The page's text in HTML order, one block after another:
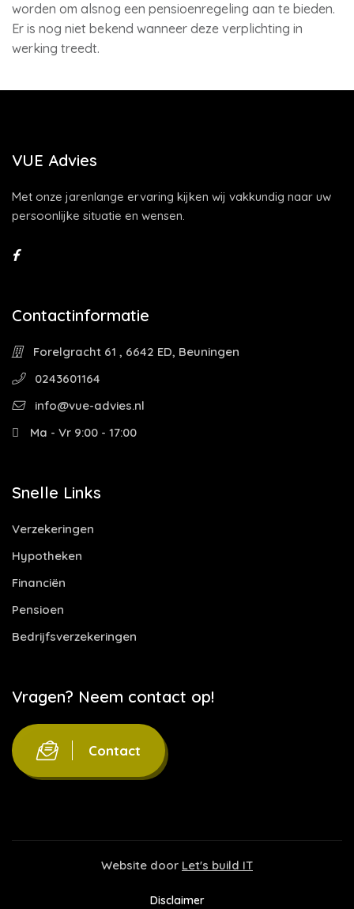
worden om alsnog een pensioenregeling aan te bieden.
Er is nog niet bekend wanneer deze verplichting in
werking treedt.
VUE Advies
Met onze jarenlange ervaring kijken wij vakkundig naar uw
persoonlijke situatie en wensen.
Contactinformatie
Forelgracht 61 , 6642 ED, Beuningen
0243601164
info@vue-advies.nl
Ma - Vr 9:00 - 17:00
Snelle Links
Verzekeringen
Hypotheken
Financiën
Pensioen
Bedrijfsverzekeringen
Vragen? Neem contact op!
Contact
Website door Let's build IT
Disclaimer